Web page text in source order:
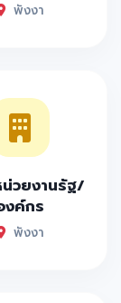
พังงา
วยงานรัฐ/
งค์กร
พังงา